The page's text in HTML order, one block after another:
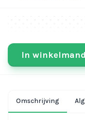
In winkelmand
Omschrijving